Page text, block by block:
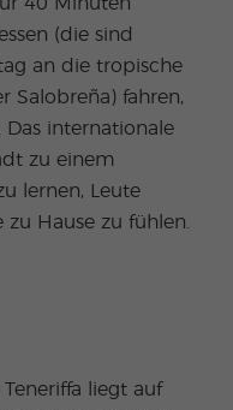
(die sind
an die tropische
Salobreña) fahren,
internationale
zu einem
lernen, Leute
Hause zu fühlen.
liegt auf